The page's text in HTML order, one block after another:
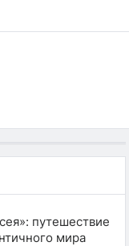
путешествие
мира